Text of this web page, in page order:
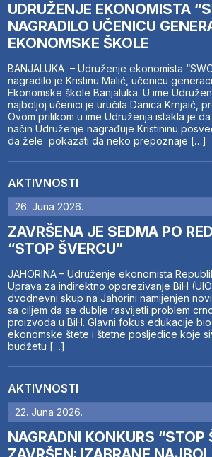
UDRUŽENJE EKONOMISTA
NAGRADILO UČENICU
EKONOMSKE ŠKOLE
BANJALUKA – Udruženje ekonomista
nagradilo je Kristinu Malić, učenicu
Ekonomske škole Banjaluka. U ime
najboljoj učenici je uručila Danica Krnjaić,
Ovom prilikom u ime Udruženja istakla je
način Udruženje nagrađuje Kristininu
da žele pokazati da neko prepoznaje […]
AKTIVNOSTI
26. Juna 2026.
ZAVRŠENA JE SEDMA PO
“STOP ŠVERCU”
JAHORINA – Udruženje ekonomista
Uprava za indirektno oporezivanje BiH
dvodnevni skup na Jahorini namijenjen
sa ciljem da se dublje rasvijetli problem
proizvoda u BiH. Glavni fokus edukacije
ekonomske štete i štetne posljedice koje
budžetu […]
AKTIVNOSTI
22. Juna 2026.
NAGRADNI KONKURS “STOP